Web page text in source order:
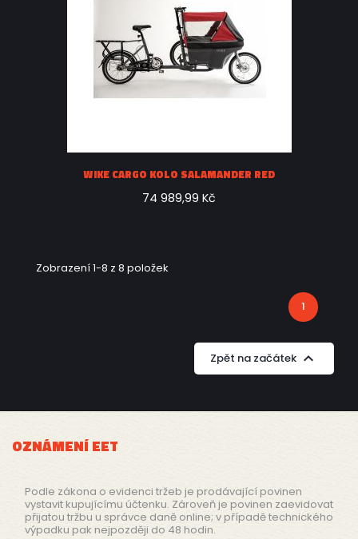
WIKE CARGO KOLO SALAMANDER RED
74 989,99 Kč
Zobrazení 1-8 z 8 položek
1
Zpět na začátek 
OZNÁMENÍ EET
Podle zákona o evidenci tržeb je prodávající povinen
vystavit kupujícímu účtenku. Zároveň je povinen zaevidovat
přijatou tržbu u správce daně online; v případě technického
výpadku pak nejpozději do 48 hodin.